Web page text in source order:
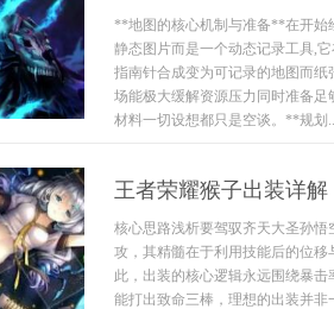
**地图的核心机制与准备**在开始
静态图片而是一个动态记录工具,
指南针合成变为可记录的地图而
场能极大缓解资源压力同时准备
材料一切设想都只是空谈。**规划
王者荣耀猴子出装详
核心思路浅析要驾驭齐天大圣孙
攻，其精髓在于利用技能后的位
此，出装的核心逻辑永远围绕暴
能打出致命三棒，理想的出装并